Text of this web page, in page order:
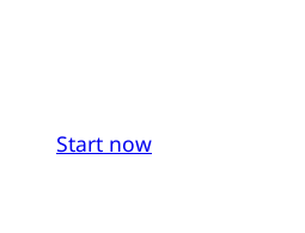
Start now